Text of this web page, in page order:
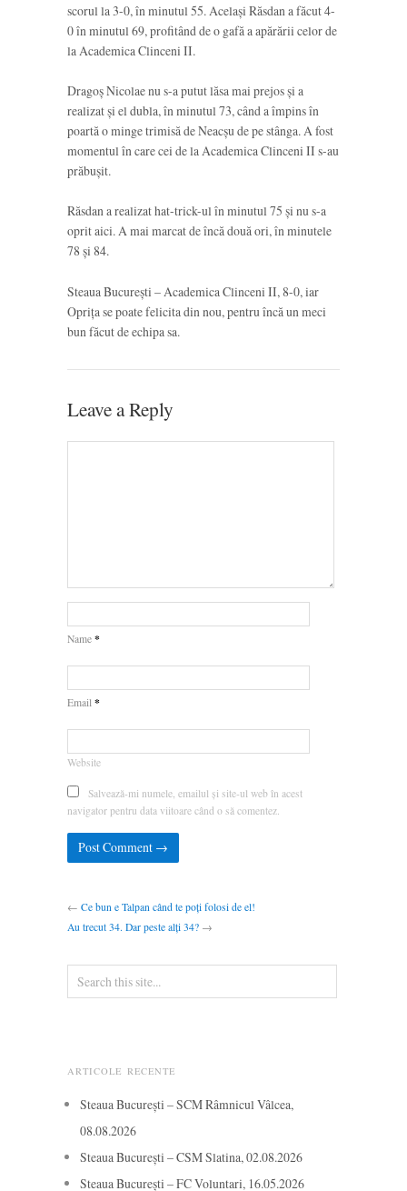
scorul la 3-0, în minutul 55. Același Răsdan a făcut 4-
0 în minutul 69, profitând de o gafă a apărării celor de
la Academica Clinceni II.
Dragoș Nicolae nu s-a putut lăsa mai prejos și a
realizat și el dubla, în minutul 73, când a împins în
poartă o minge trimisă de Neacșu de pe stânga. A fost
momentul în care cei de la Academica Clinceni II s-au
prăbușit.
Răsdan a realizat hat-trick-ul în minutul 75 și nu s-a
oprit aici. A mai marcat de încă două ori, în minutele
78 și 84.
Steaua București – Academica Clinceni II, 8-0, iar
Oprița se poate felicita din nou, pentru încă un meci
bun făcut de echipa sa.
Leave a Reply
Name *
Email *
Website
Salvează-mi numele, emailul și site-ul web în acest
navigator pentru data viitoare când o să comentez.
← Ce bun e Talpan când te poți folosi de el!
Au trecut 34. Dar peste alți 34? →
ARTICOLE RECENTE
Steaua București – SCM Râmnicul Vâlcea,
08.08.2026
Steaua București – CSM Slatina, 02.08.2026
Steaua București – FC Voluntari, 16.05.2026